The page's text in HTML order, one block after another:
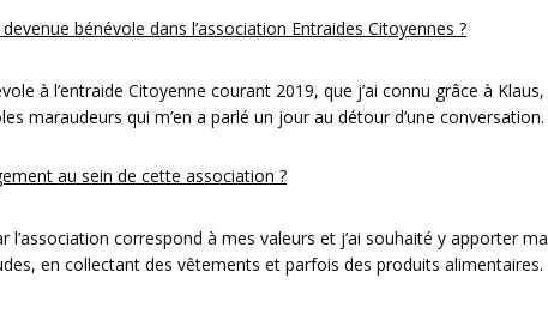
bénévole dans l’association Entraides Citoyennes ?
à l’entraide Citoyenne courant 2019, que j’ai connu grâce à
maraudeurs qui m’en a parlé un jour au détour d’une conversation.
au sein de cette association ?
l’association correspond à mes valeurs et j’ai souhaité y apporter ma
en collectant des vêtements et parfois des produits alimentaires.